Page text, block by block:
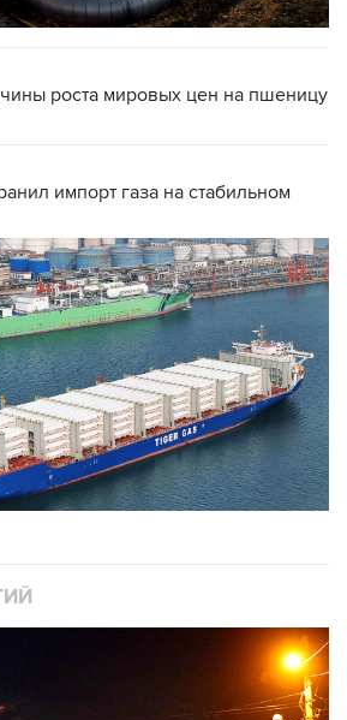
роста мировых цен на пшеницу
импорт газа на стабильном